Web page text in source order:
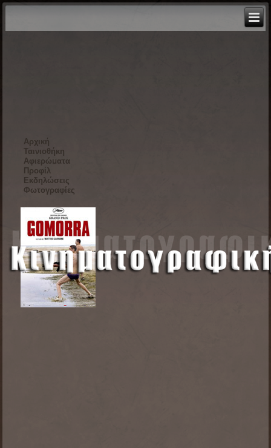
Αρχική
Ταινιοθήκη
Αφιερώματα
Προφίλ
Εκδηλώσεις
Φωτογραφίες